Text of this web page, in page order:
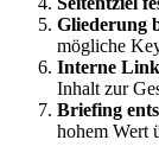
Gliederung
mögliche
Interne
Inhalt zur
Briefing
hohem Wert